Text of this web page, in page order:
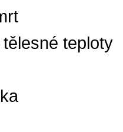
teploty